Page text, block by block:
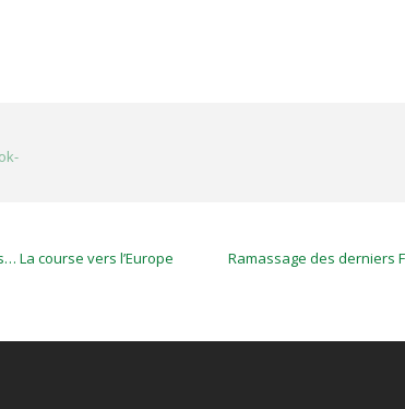
La course vers l’Europe Ramassage des derniers